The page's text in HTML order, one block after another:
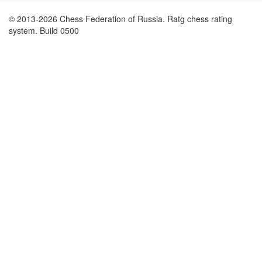
© 2013-2026 Chess Federation of Russia. Ratg chess rating
system. Build 0500